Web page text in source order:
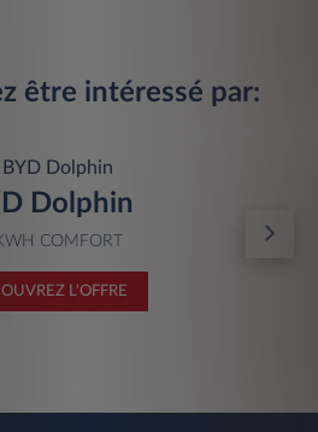
être intéressé par:
Dolphin
COMFORT
L'OFFRE